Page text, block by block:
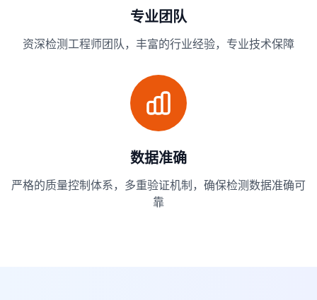
专业团队
资深检测工程师团队，丰富的行业经验，专业技术保障
数据准确
严格的质量控制体系，多重验证机制，确保检测数据准确可
靠